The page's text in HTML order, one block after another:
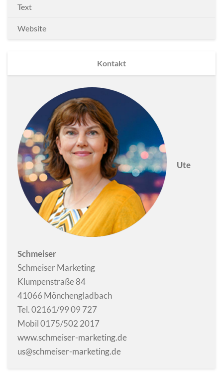
Text
Website
Kontakt
Ute
Schmeiser
Schmeiser Marketing
Klumpenstraße 84
41066 Mönchengladbach
Tel. 02161/99 09 727
Mobil 0175/502 2017
www.schmeiser-marketing.de
us@schmeiser-marketing.de